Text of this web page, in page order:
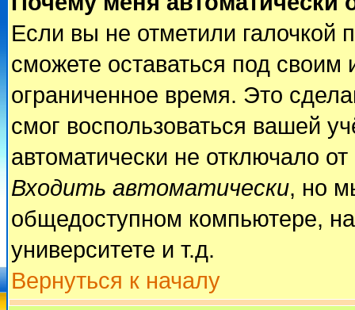
Если вы не отметили галочкой
сможете оставаться под
ограниченное время. Это
смог воспользоваться вашей
автоматически не отключало
Входить автоматически, но
общедоступном компьютере,
университете и т.д.
Вернуться к началу